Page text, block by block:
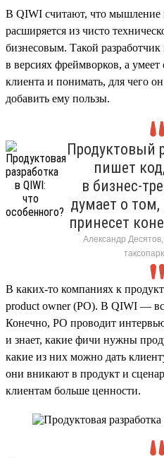
В QIWI считают, что мышление
расширяется из чисто
бизнесовым. Такой разработчик
в версиях фреймворков, а умеет
клиента и понимать, для чего
добавить ему пользы.
Продуктовый
пишет
в бизнес-
думает о
принесет
Александр
В каких-то компаниях к
product owner (PO). В QIWI —
Конечно, PO проводит
и знает, какие фичи нужны
какие из них можно дать
они вникают в продукт и
клиентам больше ценности.